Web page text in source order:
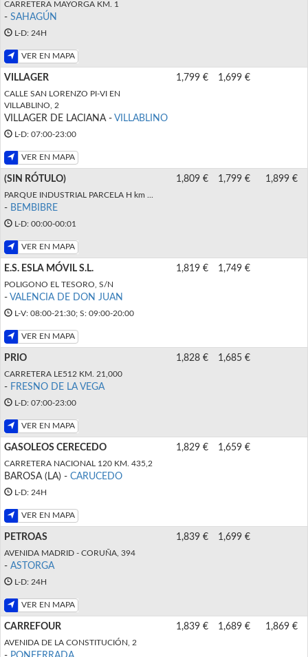
CARRETERA MAYORGA KM. 1
- SAHAGÚN
L-D: 24H
VER EN MAPA
VILLAGER
CALLE SAN LORENZO PI-VI EN
VILLABLINO, 2
VILLAGER DE LACIANA - VILLABLINO
L-D: 07:00-23:00
VER EN MAPA
1,799 € 1,699 €
(SIN RÓTULO)
PARQUE INDUSTRIAL PARCELA H km ...
- BEMBIBRE
L-D: 00:00-00:01
VER EN MAPA
1,809 € 1,799 € 1,899 €
E.S. ESLA MÓVIL S.L.
POLIGONO EL TESORO, S/N
- VALENCIA DE DON JUAN
L-V: 08:00-21:30; S: 09:00-20:00
VER EN MAPA
1,819 € 1,749 €
PRIO
CARRETERA LE512 KM. 21,000
- FRESNO DE LA VEGA
L-D: 07:00-23:00
VER EN MAPA
1,828 € 1,685 €
GASOLEOS CERECEDO
CARRETERA NACIONAL 120 KM. 435,2
BAROSA (LA) - CARUCEDO
L-D: 24H
VER EN MAPA
1,829 € 1,659 €
PETROAS
AVENIDA MADRID - CORUÑA, 394
- ASTORGA
L-D: 24H
VER EN MAPA
1,839 € 1,699 €
CARREFOUR
AVENIDA DE LA CONSTITUCIÓN, 2
1,839 € 1,689 € 1,869 €